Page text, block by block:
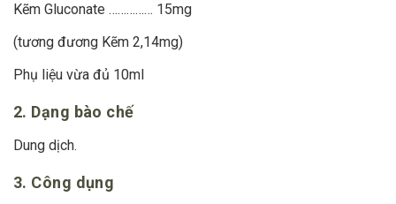
Kẽm Gluconate …………… 15mg
(tương đương Kẽm 2,14mg)
Phụ liệu vừa đủ 10ml
2. Dạng bào chế
Dung dịch.
3. Công dụng